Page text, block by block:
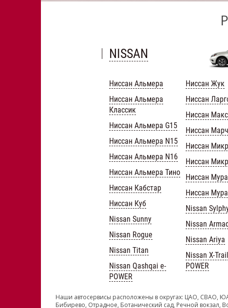
NISSAN
Ниссан Альмера
Ниссан Альмера
Классик
Ниссан Альмера G15
Ниссан Альмера N15
Ниссан Альмера N16
Ниссан Альмера Тино
Ниссан Кабстар
Ниссан Куб
Nissan Sunny
Nissan Rogue
Nissan Titan
Nissan Qashqai e-
POWER
Ниссан Жук
Ниссан
Ниссан
Ниссан Марч
Ниссан
Ниссан
Ниссан
Ниссан
Nissan
Nissan
Nissan Ariya
Nissan X-
POWER
Наши автосервисы расположены в округах: ЦАО, СВАО,
Бибирево, Отрадное, Ботанический сад, Речной вокзал,